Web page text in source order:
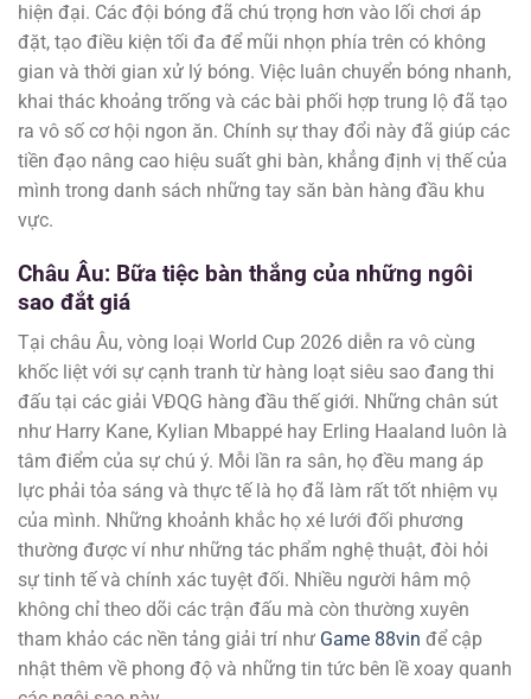
hiện đại. Các đội bóng đã chú trọng hơn vào lối chơi áp
đặt, tạo điều kiện tối đa để mũi nhọn phía trên có không
gian và thời gian xử lý bóng. Việc luân chuyển bóng nhanh,
khai thác khoảng trống và các bài phối hợp trung lộ đã tạo
ra vô số cơ hội ngon ăn. Chính sự thay đổi này đã giúp các
tiền đạo nâng cao hiệu suất ghi bàn, khẳng định vị thế của
mình trong danh sách những tay săn bàn hàng đầu khu
vực.
Châu Âu: Bữa tiệc bàn thắng của những ngôi
sao đắt giá
Tại châu Âu, vòng loại World Cup 2026 diễn ra vô cùng
khốc liệt với sự cạnh tranh từ hàng loạt siêu sao đang thi
đấu tại các giải VĐQG hàng đầu thế giới. Những chân sút
như Harry Kane, Kylian Mbappé hay Erling Haaland luôn là
tâm điểm của sự chú ý. Mỗi lần ra sân, họ đều mang áp
lực phải tỏa sáng và thực tế là họ đã làm rất tốt nhiệm vụ
của mình. Những khoảnh khắc họ xé lưới đối phương
thường được ví như những tác phẩm nghệ thuật, đòi hỏi
sự tinh tế và chính xác tuyệt đối. Nhiều người hâm mộ
không chỉ theo dõi các trận đấu mà còn thường xuyên
tham khảo các nền tảng giải trí như Game 88vin để cập
nhật thêm về phong độ và những tin tức bên lề xoay quanh